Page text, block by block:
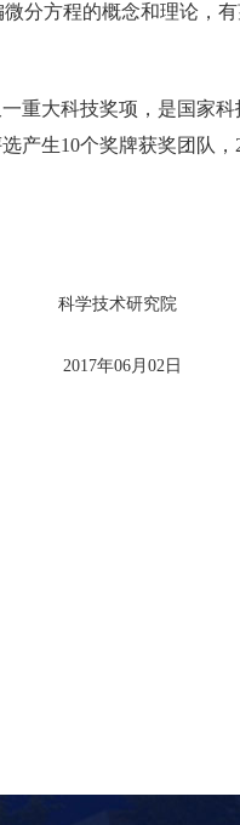
分方程的概念和理论，
重大科技奖项，是国家科
产生10个奖牌获奖团队，
科学技术
2017年06